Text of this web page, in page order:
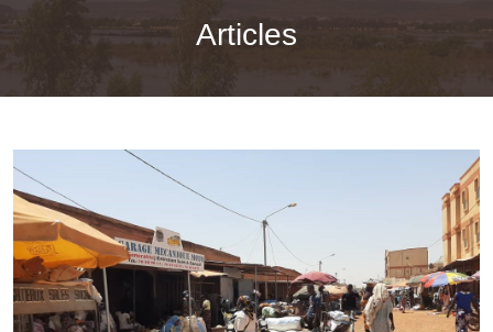
Articles